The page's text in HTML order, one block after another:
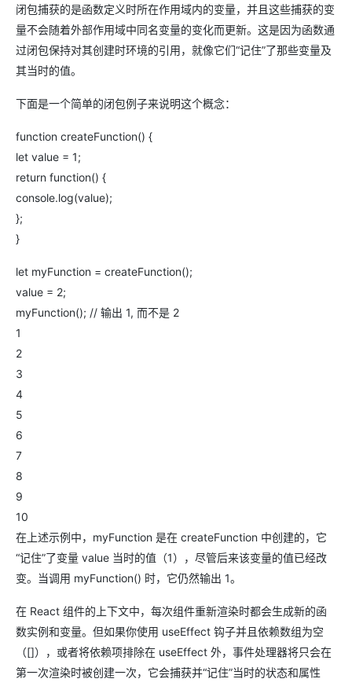
闭包捕获的是函数定义时所在作用域内的变量，并且这些捕获的变
量不会随着外部作用域中同名变量的变化而更新。这是因为函数通
过闭包保持对其创建时环境的引用，就像它们“记住”了那些变量及
其当时的值。
下面是一个简单的闭包例子来说明这个概念：
function createFunction() {
let value = 1;
return function() {
console.log(value);
};
}
let myFunction = createFunction();
value = 2;
myFunction(); // 输出 1, 而不是 2
1
2
3
4
5
6
7
8
9
10
在上述示例中，myFunction 是在 createFunction 中创建的，它
“记住”了变量 value 当时的值（1），尽管后来该变量的值已经改
变。当调用 myFunction() 时，它仍然输出 1。
在 React 组件的上下文中，每次组件重新渲染时都会生成新的函
数实例和变量。但如果你使用 useEffect 钩子并且依赖数组为空
（[]），或者将依赖项排除在 useEffect 外，事件处理器将只会在
第一次渲染时被创建一次，它会捕获并“记住”当时的状态和属性